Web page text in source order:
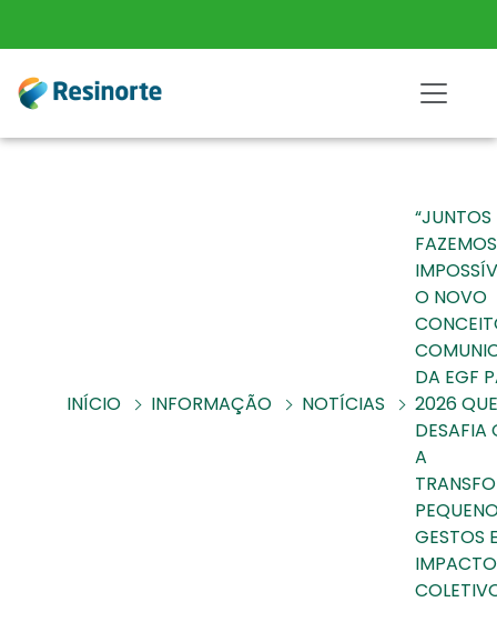
INÍCIO INFORMAÇÃO NOTÍCIAS
“JUNTOS
O NOVO
DA EGF
2026 QUE
DESAFIA
A
GESTOS
IMPACTO